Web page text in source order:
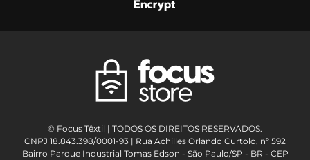
© Focus Têxtil | TODOS OS DIREITOS RESERVADOS.
CNPJ 18.843.398/0001-93 | Rua Achilles Orlando Curtolo, nº 592
Bairro Parque Industrial Tomas Edson - São Paulo/SP - BR - CEP